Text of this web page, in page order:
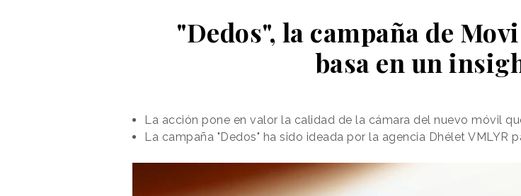
"Dedos", la campaña de
basa en un
La acción pone en valor la calidad de la cámara del nuevo móvil
La campaña "Dedos" ha sido ideada por la agencia Dhélet VMLYR